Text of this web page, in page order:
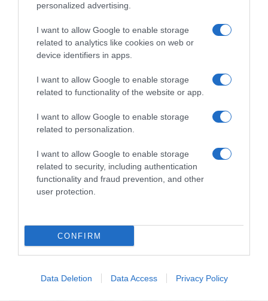
personalized advertising.
I want to allow Google to enable storage
related to analytics like cookies on web or
device identifiers in apps.
I want to allow Google to enable storage
related to functionality of the website or app.
I want to allow Google to enable storage
related to personalization.
I want to allow Google to enable storage
related to security, including authentication
functionality and fraud prevention, and other
user protection.
CONFIRM
Data Deletion Data Access Privacy Policy
Ο ετήσιος προσυμπτωματικός έλεγχος για
καρκίνο του μαστού από τα 40 σώζει ζωές
Σύμφωνα με νέα μελέτη
21.02.2024 - 10:04